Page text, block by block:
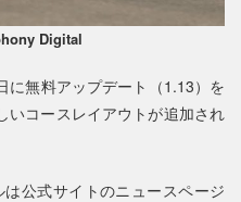
Digital
に無料アップデート（1.13）を
いコースレイアウトが追加され
公式サイトのニュースページ